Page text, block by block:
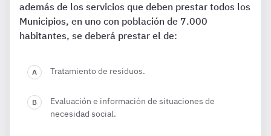
además de los servicios que deben prestar todos los
Municipios, en uno con población de 7.000
habitantes, se deberá prestar el de:
Tratamiento de residuos.
Evaluación e información de situaciones de
necesidad social.